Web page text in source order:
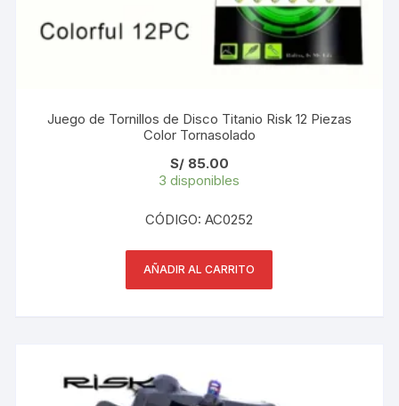
Juego de Tornillos de Disco Titanio Risk 12 Piezas
Color Tornasolado
S/85.00
3 disponibles
CÓDIGO: AC0252
AÑADIR AL CARRITO